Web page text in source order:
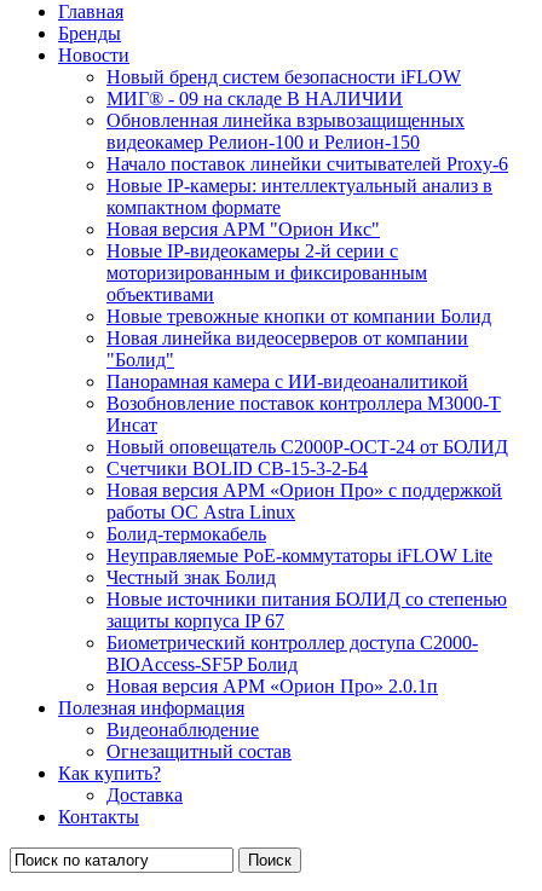
Главная
Бренды
Новости
Новый бренд систем безопасности iFLOW
МИГ® - 09 на складе В НАЛИЧИИ
Обновленная линейка взрывозащищенных
видеокамер Релион-100 и Релион-150
Начало поставок линейки считывателей Proxy-6
Новые IP-камеры: интеллектуальный анализ в
компактном формате
Новая версия АРМ "Орион Икс"
Новые IP-видеокамеры 2-й серии с
моторизированным и фиксированным
объективами
Новые тревожные кнопки от компании Болид
Новая линейка видеосерверов от компании
"Болид"
Панорамная камера с ИИ-видеоаналитикой
Возобновление поставок контроллера М3000-Т
Инсат
Новый оповещатель С2000Р-ОСТ-24 от БОЛИД
Счетчики BOLID СВ-15-3-2-Б4
Новая версия АРМ «Орион Про» с поддержкой
работы ОС Astra Linux
Болид-термокабель
Неуправляемые PoE-коммутаторы iFLOW Lite
Честный знак Болид
Новые источники питания БОЛИД со степенью
защиты корпуса IP 67
Биометрический контроллер доступа С2000-
BIOAccess-SF5P Болид
Новая версия АРМ «Орион Про» 2.0.1п
Полезная информация
Видеонаблюдение
Огнезащитный состав
Как купить?
Доставка
Контакты
Поиск